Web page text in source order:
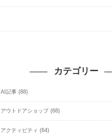
カテゴリー
AI記事 (88)
アウトドアショップ (68)
アクティビティ (64)